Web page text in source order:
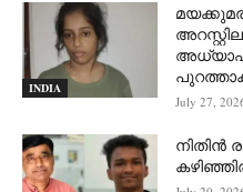
INDIA
July 27,
നിതിൻ